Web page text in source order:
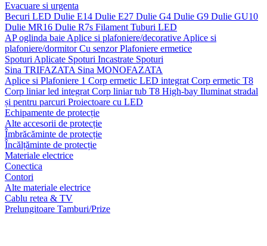
Evacuare si urgenta
Becuri LED Dulie E14 Dulie E27 Dulie G4 Dulie G9 Dulie GU10
Dulie MR16 Dulie R7s Filament Tuburi LED
AP oglinda baie Aplice si plafoniere/decorative Aplice si
plafoniere/dormitorCu senzorPlafoniere ermetice
Spoturi Aplicate Spoturi Incastrate Spoturi
Sina TRIFAZATA Sina MONOFAZATA
Aplice si Plafoniere 1 Corp ermetic LED integrat Corp ermetic T8
Corp liniar led integrat Corp liniar tub T8 High-bay Iluminat stradal
și pentru parcuri Proiectoare cu LED
Echipamente de protecție
Alte accesorii de protecție
Îmbrăcăminte de protecție
Încălțăminte de protecție
Materiale electrice
Conectica
Contori
Alte materiale electrice
Cablu retea & TV
Prelungitoare Tamburi/Prize